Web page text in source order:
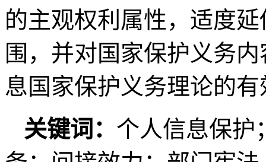
的主观权利属性，适度
围，并对国家保护义务
息国家保护义务理论的
关键词： 个人信息保护